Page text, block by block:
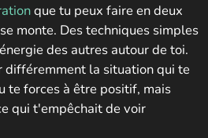
que tu peux faire en deux
monte. Des techniques simples
des autres autour de toi.
différemment la situation qui te
te forces à être positif, mais
qui t'empêchait de voir